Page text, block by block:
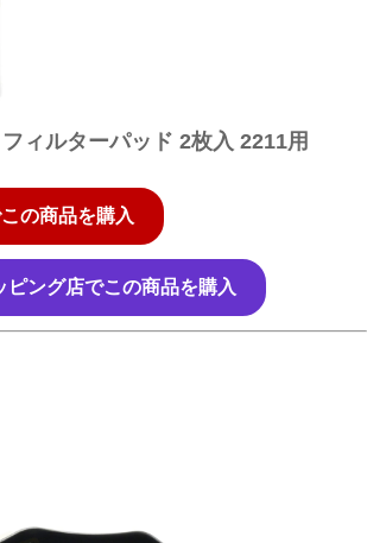
ィルターパッド 2枚入 2211用
の商品を購入
ング店でこの商品を購入